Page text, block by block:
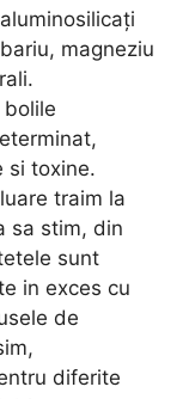
magneziu
si toxine.
traim la
sa stim, din
sunt
in exces cu
de
diferite